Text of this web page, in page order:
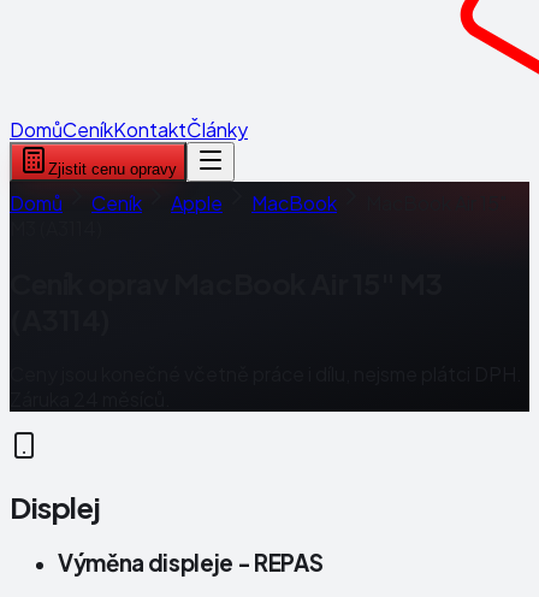
DomůCeníkKontaktČlánky
Zjistit cenu opravy
Domů Ceník Apple MacBook
Displej
Výměna displeje - REPAS